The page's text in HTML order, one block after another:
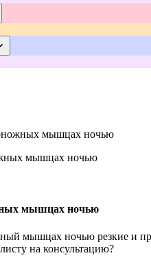
мышцах ночью
мышцах ночью
мышцах ночью резкие и
на консультацию?